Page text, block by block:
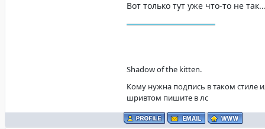
Вот только тут уже что-то не
Shadow of the kitten.
Кому нужна подпись в таком стиле
шривтом пишите в лс